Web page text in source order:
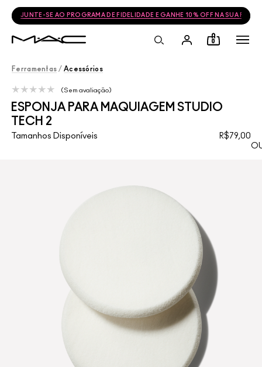
JUNTE-SE AO PROGRAMA DE FIDELIDADE E GANHE 10% OFF NA SUA
0
Ferramentas / Acessórios
ESPONJA PARA MAQUIAGEM STUDIO
TECH 2
R$79,00
Tamanhos Disponíveis
Sem avaliação